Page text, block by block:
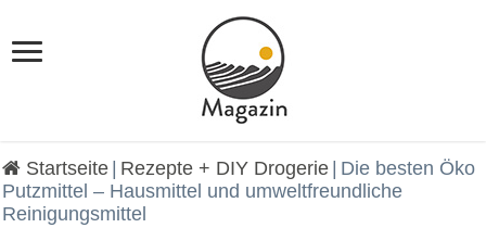
Startseite Rezepte + DIY Drogerie Die besten Öko
Putzmittel – Hausmittel und umweltfreundliche
Reinigungsmittel